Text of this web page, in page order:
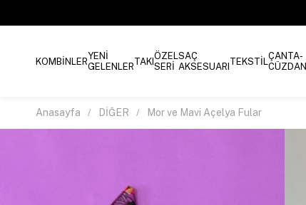
KOMBİNLERYENİ
GELENLERTAKIÖZEL
SERİ
SAÇ
AKSESUARI TEKSTİLÇANTA-
CÜZDAN
Anasayfa DİĞER Mor ve Mavi Açelya Fular